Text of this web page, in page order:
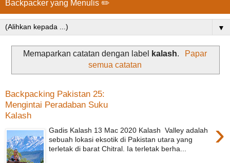
Backpacker yang Menulis ✏️
▼
Memaparkan catatan dengan label kalash.
Papar
semua catatan
Backpacking Pakistan 25:
Mengintai Peradaban Suku
Kalash
›
Gadis Kalash 13 Mac 2020 Kalash Valley adalah
sebuah lokasi eksotik di Pakistan utara yang
terletak di barat Chitral. Ia terletak berha...